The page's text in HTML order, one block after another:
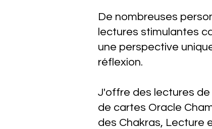
De nombreuses
lectures stimulantes
une perspective
réflexion.
J'offre des lectures
de cartes Oracle
des Chakras, Lecture